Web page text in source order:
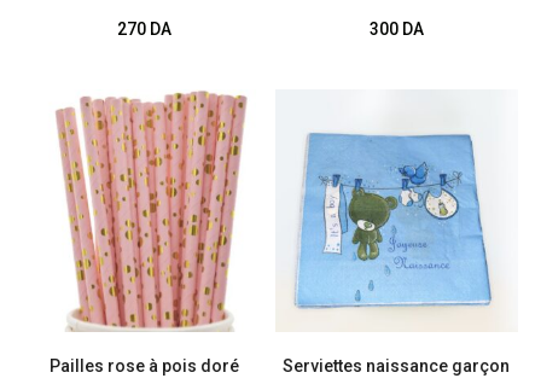
270 DA 300 DA
Pailles rose à pois doré Serviettes naissance garçon